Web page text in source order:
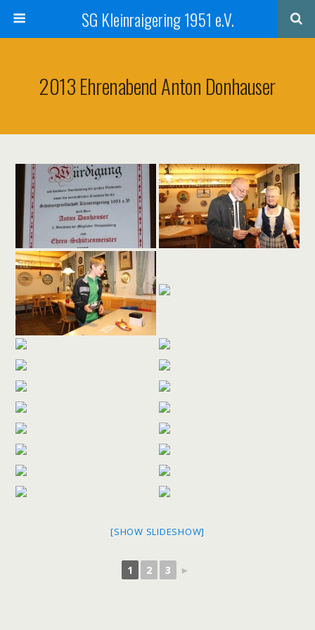
SG Kleinraigering 1951 e.V.
2013 Ehrenabend Anton Donhauser
[SHOW SLIDESHOW]
1 2 3 ►